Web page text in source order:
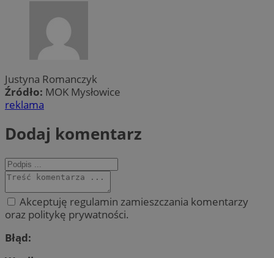
Justyna Romanczyk
Źródło: MOK Mysłowice
reklama
Dodaj komentarz
Akceptuję regulamin zamieszczania komentarzy
oraz politykę prywatności.
Błąd: